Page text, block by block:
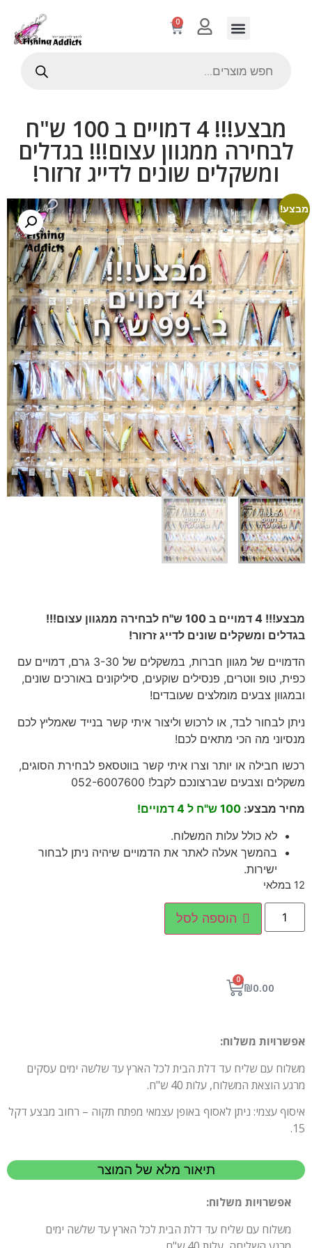
0
מבצע!!! 4 דמויים ב 100 ש"ח
לבחירה ממגוון עצום!!! בגדלים
ומשקלים שונים לדייג זרזור!
מבצע!!! 4 דמויים ב 100 ש"ח לבחירה ממגוון עצום!!!
בגדלים ומשקלים שונים לדייג זרזור!
הדמויים של מגוון חברות, במשקלים של 3-30 גרם, דמויים עם
כפית, טופ ווטרים, פנסילים שוקעים, סיליקונים באורכים שונים,
ובמגוון צבעים מומלצים שעובדים!
ניתן לבחור לבד, או לרכוש וליצור איתי קשר בנייד שאמליץ לכם
מנסיוני מה הכי מתאים לכם!
רכשו חבילה או יותר וצרו איתי קשר בווטסאפ לבחירת הסוגים,
משקלים וצבעים שברצונכם לקבל! 052-6007600
מחיר מבצע: 100 ש"ח ל 4 דמויים!
לא כולל עלות המשלוח.
בהמשך אעלה לאתר את הדמויים שיהיה ניתן לבחור
ישירות.
12 במלאי
הוספה לסל
₪0.00
0
מבצע!
אפשרויות משלוח:
משלוח עם שליח עד דלת הבית לכל הארץ עד שלשה ימים עסקים
מרגע הוצאת המשלוח, עלות 40 ש"ח.
איסוף עצמי: ניתן לאסוף באופן עצמאי מפתח תקוה – רחוב מבצע דקל
15.
תיאור מלא של המוצר
אפשרויות משלוח:
משלוח עם שליח עד דלת הבית לכל הארץ עד שלשה ימים